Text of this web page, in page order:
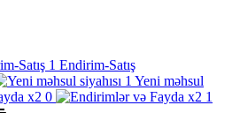
Endirim-Satış
Yeni məhsul